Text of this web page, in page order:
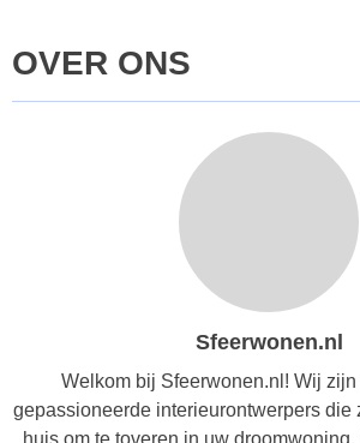
OVER ONS
Sfeerwonen.nl
Welkom bij Sfeerwonen.nl! Wij zijn
gepassioneerde interieurontwerpers die